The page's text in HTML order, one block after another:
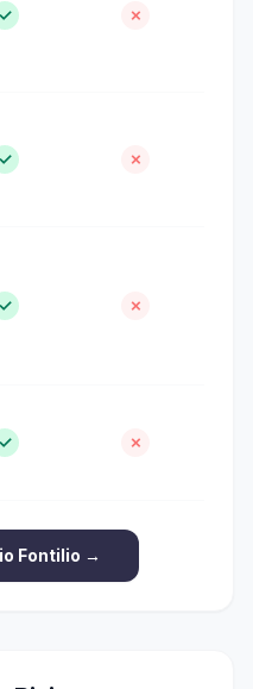
✓ ✗
✓ ✗
✓ ✗
✓ ✗
Fontilio →